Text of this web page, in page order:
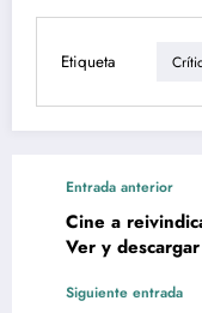
Etiqueta
Entrada anterior
Cine a
Ver y
FOTOGRAMA
Siguiente entrada